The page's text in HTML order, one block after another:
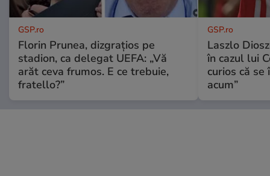
GSP.ro
Florin Prunea, dizgrațios pe
stadion, ca delegat UEFA: „Vă
arăt ceva frumos. E ce trebuie,
fratello?”
GSP.ro
Laszlo
în cazul lui
curios că
acum”